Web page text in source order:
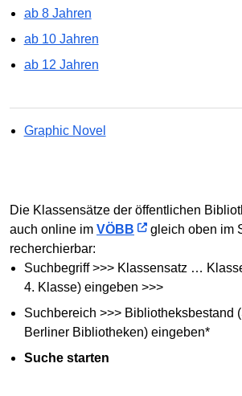
ab 8 Jahren
ab 10 Jahren
ab 12 Jahren
Graphic Novel
Die Klassensätze der öffentlichen
auch online im VÖBB
gleich oben im
recherchierbar:
Suchbegriff >>> Klassensatz …
4. Klasse) eingeben >>>
Suchbereich >>> Bibliotheksbestand
Berliner Bibliotheken) eingeben*
Suche starten